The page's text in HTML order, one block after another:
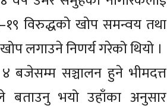
विरुद्धको खोप समन्वय तथा
लगाउने निणर्य गरेको थियो ।
बजेसम्म सञ्चालन हुने भीमदत्त
बताउनु भयो उहाँका अनुसार